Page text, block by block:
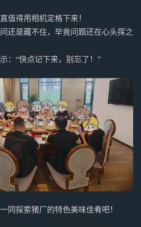
值得用相机定格下来！
还是藏不住，毕竟问题还在心头挥之
：“快点记下来，别忘了！”
同探索猪厂的特色美味佳肴吧！